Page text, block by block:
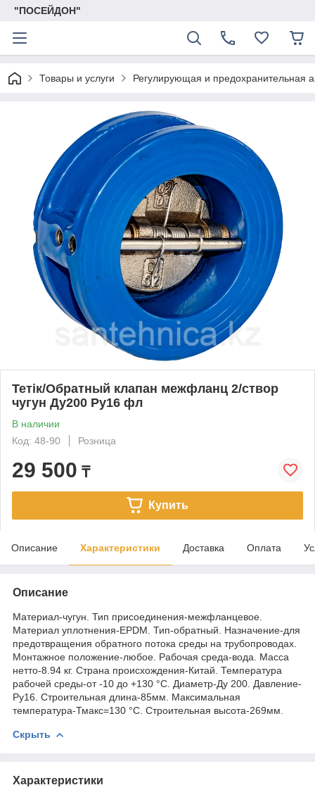
"ПОСЕЙДОН"
Товары и услуги Регулирующая и предохранительная
Тетік/Обратный клапан межфланц 2/створ
чугун Ду200 Ру16 фл
В наличии
Код: 48-90
Розница
29 500 ₸
Купить
Описание Характеристики Доставка Оплата
Описание
Материал-чугун. Тип присоединения-межфланцевое.
Материал уплотнения-EPDM. Тип-обратный. Назначение-для
предотвращения обратного потока среды на трубопроводах.
Монтажное положение-любое. Рабочая среда-вода. Масса
нетто-8.94 кг. Страна происхождения-Китай. Температура
рабочей среды-от -10 до +130 °C. Диаметр-Ду 200. Давление-
Ру16. Строительная длина-85мм. Максимальная
температура-Тмакс=130 °С. Строительная высота-269мм.
Скрыть
Характеристики